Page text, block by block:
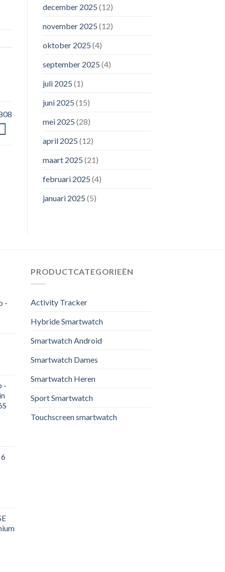
december 2025 (12)
november 2025 (12)
oktober 2025 (4)
september 2025 (4)
juli 2025 (1)
juni 2025 (15)
mei 2025 (28)
april 2025 (12)
maart 2025 (21)
februari 2025 (4)
januari 2025 (5)
-
-
PRODUCTCATEGORIEËN
Activity Tracker
Hybride Smartwatch
Smartwatch Android
Smartwatch Dames
Smartwatch Heren
Sport Smartwatch
Touchscreen smartwatch